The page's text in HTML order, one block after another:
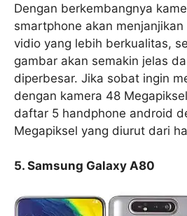
Dengan berkembangnya
smartphone akan
vidio yang lebih berkualitas,
gambar akan semakin jelas
diperbesar. Jika sobat ingin
dengan kamera 48
daftar 5 handphone android
Megapiksel yang diurut dari
5. Samsung Galaxy A80